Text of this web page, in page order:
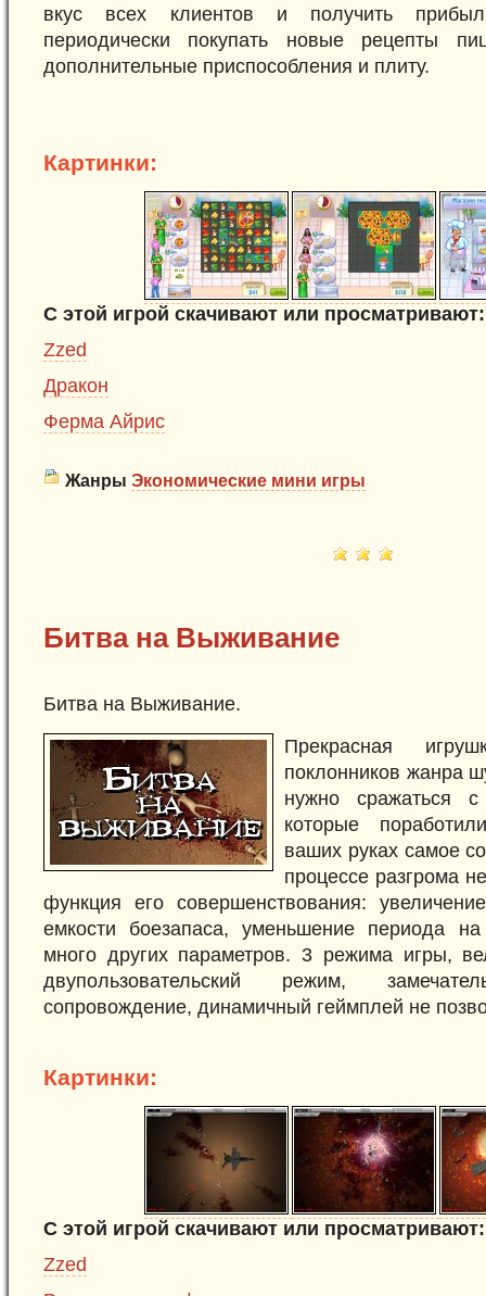
вкус всех клиентов и получить
периодически покупать новые рецепты
дополнительные приспособления и плиту.
Картинки:
С этой игрой скачивают или просматривают:
Zzed
Дракон
Ферма Айрис
Жанры Экономические мини игры
Битва на Выживание
Битва на Выживание.
Прекрасная
поклонников жанра
нужно сражаться
которые
ваших руках самое
процессе разгрома
функция его совершенствования:
емкости боезапаса, уменьшение периода
много других параметров. 3 режима игры,
двупользовательский режим,
сопровождение, динамичный геймплей не
Картинки:
С этой игрой скачивают или просматривают:
Zzed